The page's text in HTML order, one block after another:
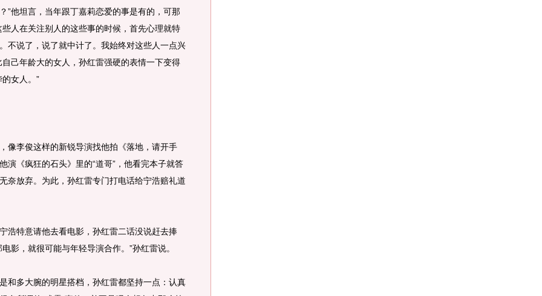
”他坦言，当年跟丁嘉莉恋爱的事是有的，可那
人在关注别人的这些事的时候，首先心理就特
不说了，说了就中计了。我始终对这些人一点兴
己年龄大的女人，孙红雷强硬的表情一下变得
女人。”
李俊这样的新锐导演找他拍《落地，请开手
演《疯狂的石头》里的“道哥”，他看完本子就答
奈放弃。为此，孙红雷专门打电话给宁浩赔礼道
特意请他去看电影，孙红雷二话没说赶去捧
影，就很可能与年轻导演合作。”孙红雷说。
多大腕的明星搭档，孙红雷都坚持一点：认真